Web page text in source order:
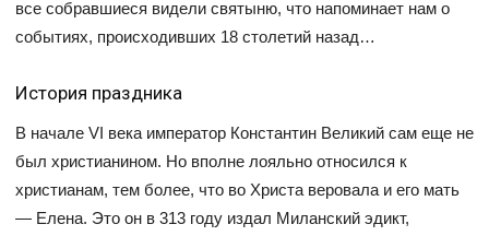
все собравшиеся видели святыню, что напоминает нам о
событиях, происходивших 18 столетий назад…
История праздника
В начале VI века император Константин Великий сам еще не
был христианином. Но вполне лояльно относился к
христианам, тем более, что во Христа веровала и его мать
— Елена. Это он в 313 году издал Миланский эдикт,